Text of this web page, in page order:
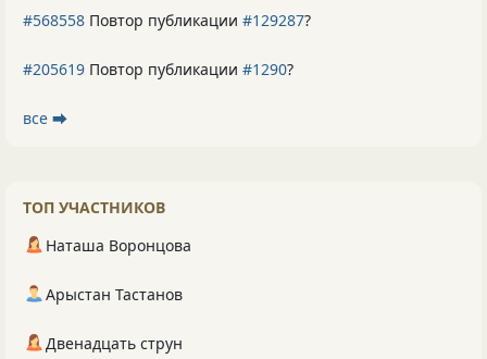
#568558 Повтор публикации #129287?
#205619 Повтор публикации #1290?
все ⮕
ТОП УЧАСТНИКОВ
Наташа Воронцова
Арыстан Тастанов
Двенадцать струн